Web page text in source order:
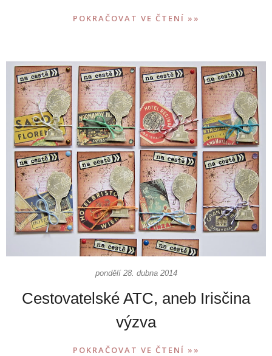
POKRAČOVAT VE ČTENÍ »»
pondělí 28. dubna 2014
Cestovatelské ATC, aneb Irisčina
výzva
POKRAČOVAT VE ČTENÍ »»